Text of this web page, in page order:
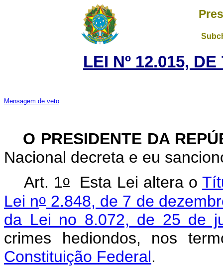
LEI Nº 12.015,
Mensagem de veto
O PRESIDENTE DA
Nacional decreta e eu
Art. 1oEsta Lei altera o
Lei no2.848, de 7 de
da Lei no 8.072, de 25 de
crimes hediondos, nos
Constituição Federal.